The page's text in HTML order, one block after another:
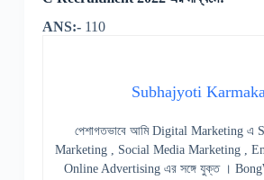
ANS:- 110
Subhajyoti
পেশাগতভাবে আমি Digital Marketing এ
Marketing , Social Media Marketing ,
Online Advertising এর সঙ্গে যুক্ত ।